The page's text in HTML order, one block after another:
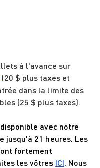
à l'avance sur
(20 $ plus taxes et
dans la limite des
(25 $ plus taxes).
avec notre
jusqu'à 21 heures. Les
fortement
les vôtres ICI . Nous